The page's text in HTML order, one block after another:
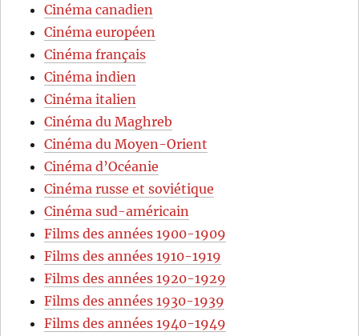
Cinéma canadien
Cinéma européen
Cinéma français
Cinéma indien
Cinéma italien
Cinéma du Maghreb
Cinéma du Moyen-Orient
Cinéma d’Océanie
Cinéma russe et soviétique
Cinéma sud-américain
Films des années 1900-1909
Films des années 1910-1919
Films des années 1920-1929
Films des années 1930-1939
Films des années 1940-1949